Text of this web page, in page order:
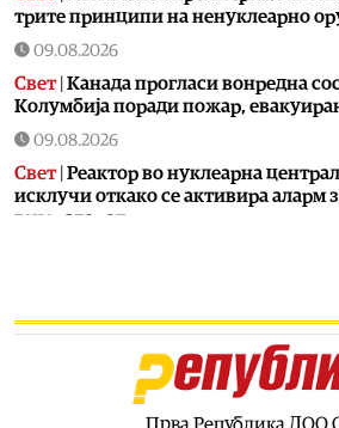
трите принципи на ненуклеарно
09.08.2026
Свет| Канада прогласи вонредна
Колумбија поради пожар,
09.08.2026
Свет| Реактор во нуклеарна
исклучи откако се активира аларм
генераторот
На денешен ден е
Учител, револуционер, илинденец,
затвореник на Голи Оток